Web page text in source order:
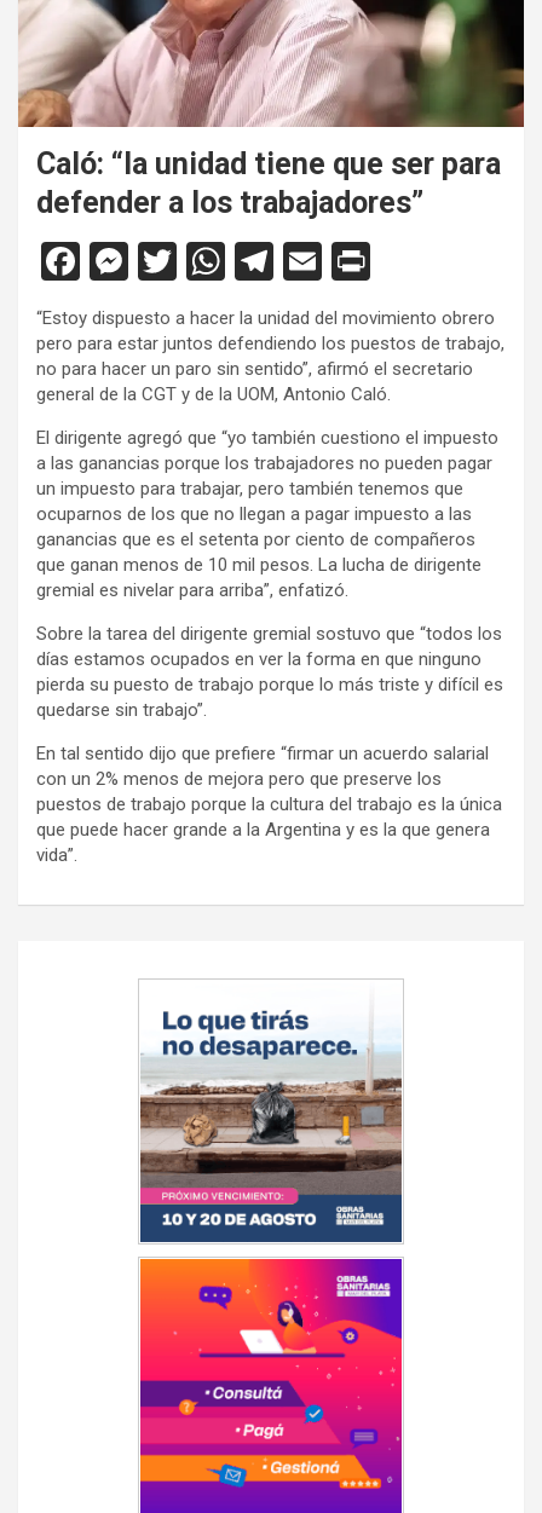
Caló: “la unidad tiene que ser para
defender a los trabajadores”
F
a
ce
b
o
o
k
M
es
se
n
g
er
T
wi
tt
er
W
h
at
s
A
p
p
T
el
e
gr
a
m
E
m
ail
in
tF
ri
e
n
dl
y
“Estoy dispuesto a hacer la unidad del movimiento obrero
pero para estar juntos defendiendo los puestos de trabajo,
no para hacer un paro sin sentido”, afirmó el secretario
general de la CGT y de la UOM, Antonio Caló.
El dirigente agregó que “yo también cuestiono el impuesto
a las ganancias porque los trabajadores no pueden pagar
un impuesto para trabajar, pero también tenemos que
ocuparnos de los que no llegan a pagar impuesto a las
ganancias que es el setenta por ciento de compañeros
que ganan menos de 10 mil pesos. La lucha de dirigente
gremial es nivelar para arriba”, enfatizó.
Sobre la tarea del dirigente gremial sostuvo que “todos los
días estamos ocupados en ver la forma en que ninguno
pierda su puesto de trabajo porque lo más triste y difícil es
quedarse sin trabajo”.
En tal sentido dijo que prefiere “firmar un acuerdo salarial
con un 2% menos de mejora pero que preserve los
puestos de trabajo porque la cultura del trabajo es la única
que puede hacer grande a la Argentina y es la que genera
vida”.